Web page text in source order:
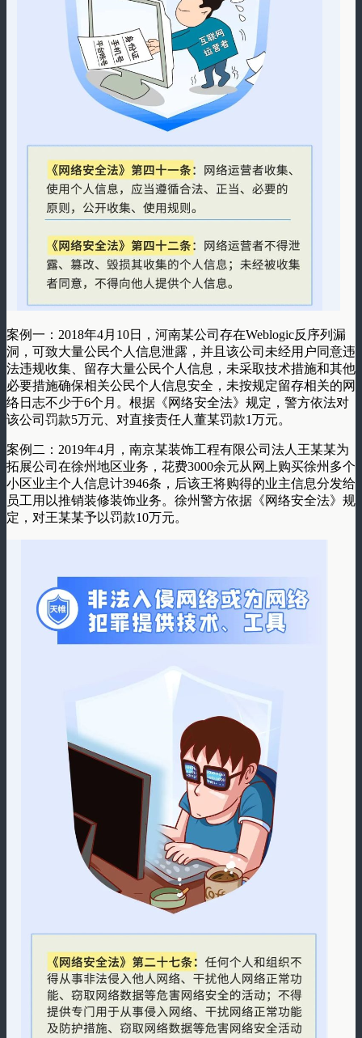
案例一：2018年4月10日，河南某公司存在Weblogic反序列漏
洞，可致大量公民个人信息泄露，并且该公司未经用户同意违
法违规收集、留存大量公民个人信息，未采取技术措施和其他
必要措施确保相关公民个人信息安全，未按规定留存相关的网
络日志不少于6个月。根据《网络安全法》规定，警方依法对
该公司罚款5万元、对直接责任人董某罚款1万元。
案例二：2019年4月，南京某装饰工程有限公司法人王某某为
拓展公司在徐州地区业务，花费3000余元从网上购买徐州多个
小区业主个人信息计3946条，后该王将购得的业主信息分发给
员工用以推销装修装饰业务。徐州警方依据《网络安全法》规
定，对王某某予以罚款10万元。